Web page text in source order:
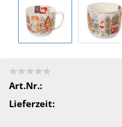
Art.Nr.:
Lieferzeit: